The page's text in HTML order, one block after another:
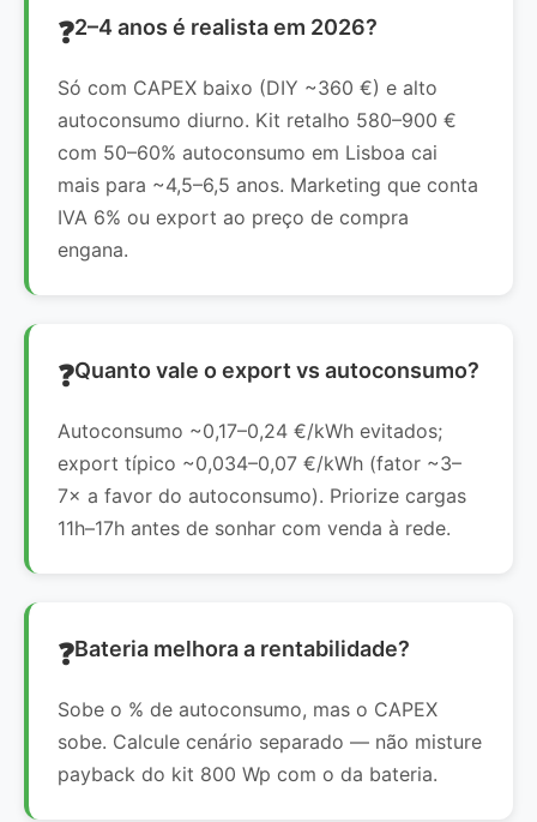
2–4 anos é realista em 2026?
Só com CAPEX baixo (DIY ~360 €) e alto
autoconsumo diurno. Kit retalho 580–900 €
com 50–60% autoconsumo em Lisboa cai
mais para ~4,5–6,5 anos. Marketing que conta
IVA 6% ou export ao preço de compra
engana.
Quanto vale o export vs autoconsumo?
Autoconsumo ~0,17–0,24 €/kWh evitados;
export típico ~0,034–0,07 €/kWh (fator ~3–
7× a favor do autoconsumo). Priorize cargas
11h–17h antes de sonhar com venda à rede.
Bateria melhora a rentabilidade?
Sobe o % de autoconsumo, mas o CAPEX
sobe. Calcule cenário separado — não misture
payback do kit 800 Wp com o da bateria.